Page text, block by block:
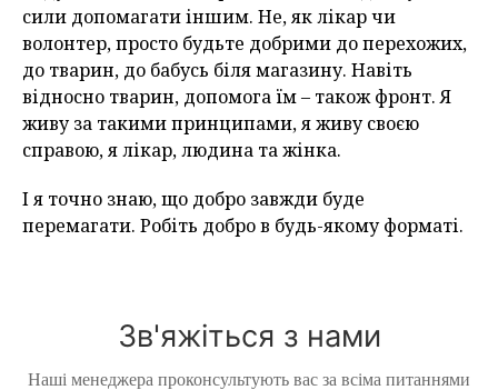
сили допомагати іншим. Не, як лікар чи
волонтер, просто будьте добрими до перехожих,
до тварин, до бабусь біля магазину. Навіть
відносно тварин, допомога їм – також фронт. Я
живу за такими принципами, я живу своєю
справою, я лікар, людина та жінка.
І я точно знаю, що добро завжди буде
перемагати. Робіть добро в будь-якому форматі.
Зв'яжіться з нами
Наші менеджера проконсультують вас за всіма питаннями